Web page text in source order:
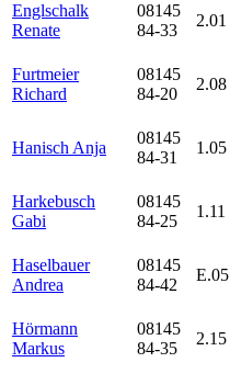
Englschalk
Renate
08145
84-33
2.01
Furtmeier
Richard
08145
84-20
2.08
Hanisch Anja
08145
84-31
1.05
Harkebusch
Gabi
08145
84-25
1.11
Haselbauer
Andrea
08145
84-42
E.05
Hörmann
Markus
08145
84-35
2.15